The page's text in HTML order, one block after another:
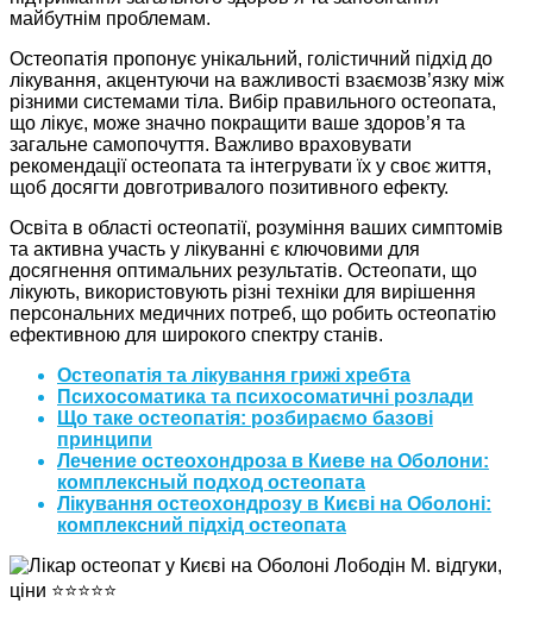
майбутнім проблемам.
Остеопатія пропонує унікальний, голістичний підхід до
лікування, акцентуючи на важливості взаємозв’язку між
різними системами тіла. Вибір правильного остеопата,
що лікує, може значно покращити ваше здоров’я та
загальне самопочуття. Важливо враховувати
рекомендації остеопата та інтегрувати їх у своє життя,
щоб досягти довготривалого позитивного ефекту.
Освіта в області остеопатії, розуміння ваших симптомів
та активна участь у лікуванні є ключовими для
досягнення оптимальних результатів. Остеопати, що
лікують, використовують різні техніки для вирішення
персональних медичних потреб, що робить остеопатію
ефективною для широкого спектру станів.
Остеопатія та лікування грижі хребта
Психосоматика та психосоматичні розлади
Що таке остеопатія: розбираємо базові
принципи
Лечение остеохондроза в Киеве на Оболони:
комплексный подход остеопата
Лікування остеохондрозу в Києві на Оболоні:
комплексний підхід остеопата